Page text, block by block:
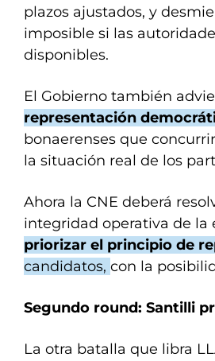
plazos ajustados, y
imposible si las
disponibles.
El Gobierno también
representación
bonaerenses que
la situación real de los
Ahora la CNE deberá
integridad operativa de la
priorizar el principio de
candidatos, con la
Segundo round: Santilli
La otra batalla que libra